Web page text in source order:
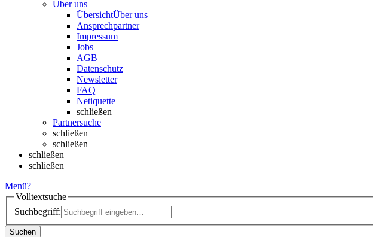
Über uns
ÜbersichtÜber uns
Ansprechpartner
Impressum
Jobs
AGB
Datenschutz
Newsletter
FAQ
Netiquette
schließen
Partnersuche
schließen
schließen
schließen
schließen
Menü?
Volltextsuche
Suchbegriff:
Suchen